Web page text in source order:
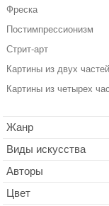
Фреска
Постимпрессионизм
Стрит-арт
Картины из двух частей
Картины из четырех
Жанр
Виды искусства
Авторы
Цвет